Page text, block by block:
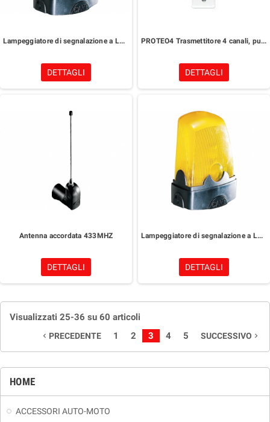
HOME
ACCESSORI AUTO-MOTO
Lampeggiatore di segnalazione a LED 24V
DETTAGLI
PROTEO4 Trasmettitore 4 canali, pulsante sole ON/OFF e luce di cortesia
DETTAGLI
Antenna accordata 433MHZ
DETTAGLI
Lampeggiatore di segnalazione a LED 220V
DETTAGLI
Visualizzati 25-36 su 60 articoli
navigate_before PRECEDENTE 1 2 3 4 5 SUCCESSIVO navigate_next